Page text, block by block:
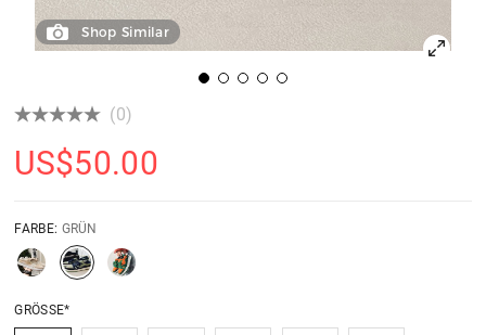
Shop Similar
(0)
US$50.00
FARBE: GRÜN
GRÖSSE*